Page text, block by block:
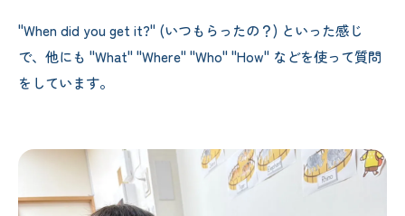
"When did you get it?" (いつもらったの？) といった感じ
で、他にも "What" "Where" "Who" "How" などを使って質問
をしています。